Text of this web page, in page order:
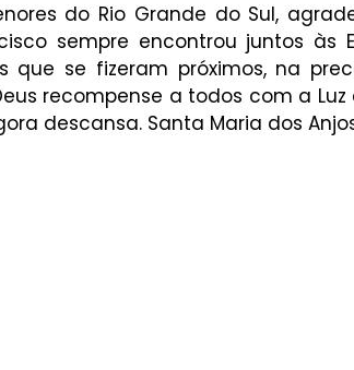
do Rio Grande do Sul,
sempre encontrou juntos
que se fizeram próximos, na
recompense a todos com a Luz
descansa. Santa Maria dos